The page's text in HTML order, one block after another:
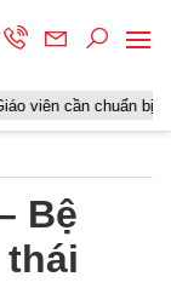
chuẩn bị gì?
Bệ